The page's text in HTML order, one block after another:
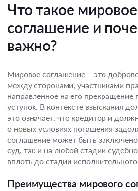
Что такое мировое
соглашение и
важно?
Мировое соглашение – это
между сторонами, участниками
направленное на его прекращение
уступок. В контексте взыскания
это означает, что кредитор и
о новых условиях погашения
соглашение может быть
суд, так и на любой стадии
вплоть до стадии
Преимущества мирового